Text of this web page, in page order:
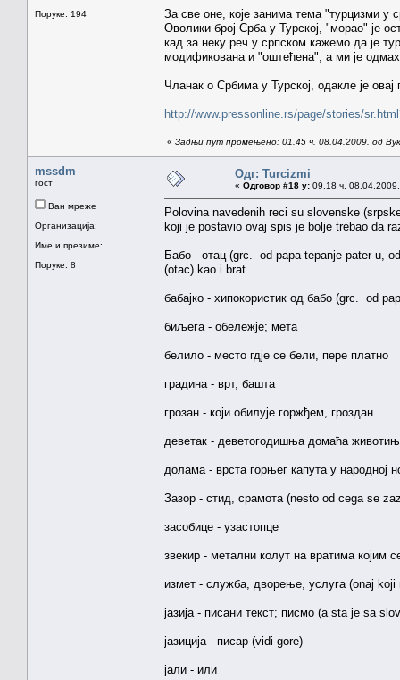
Поруке: 194
За све оне, које занима тема "турцизми у
Оволики број Срба у Турској, "морао" је
кад за неку реч у српском кажемо да је
модификована и "оштећена", а ми је
Чланак о Србима у Турској, одакле је
http://www.pressonline.rs/page/stories/
« Задњи пут промењено: 01.45 ч. 08.04.2009. од Вук
mssdm
гост
Ван мреже
Организација:
Име и презиме:
Поруке: 8
Одг: Turcizmi
« Одговор #18 у: 09.18 ч.
Polovina navedenih reci su slovenske
koji je postavio ovaj spis je bolje trebao da
Бабо - отац (grc. od papa tepanje pater-u,
(otac) kao i brat
бабајко - хипокористик од бабо (grc. od
биљега - обележје; мета
белило - место гдје се бели, пере платно
градина - врт, башта
грозан - који обилује горжђем, гроздан
деветак - деветогодишња домаћа
долама - врста горњег капута у
Зазор - стид, срамота (nesto od cega se
засобице - узастопце
звекир - метални колут на вратима којим
измет - служба, дворење, услуга (onaj
јазија - писани текст; писмо (a sta je sa
јазиција - писар (vidi gore)
јали - или